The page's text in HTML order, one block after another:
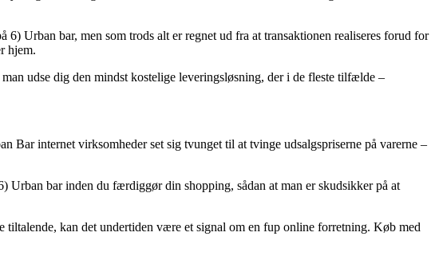
Urban bar, men som trods alt er regnet ud fra at transaktionen realiseres forud for
hjem.
udse dig den mindst kostelige leveringsløsning, der i de fleste tilfælde –
Bar internet virksomheder set sig tvunget til at tvinge udsalgspriserne på varerne –
bar inden du færdiggør din shopping, sådan at man er skudsikker på at
kan det undertiden være et signal om en fup online forretning. Køb med